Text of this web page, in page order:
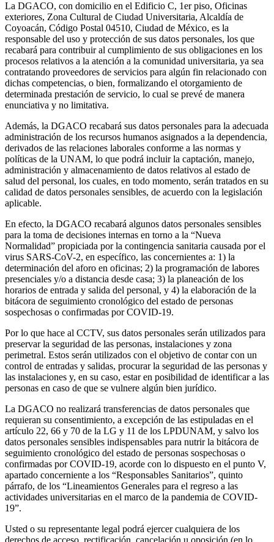
La DGACO, con domicilio en el Edificio C, 1er piso, Oficinas
exteriores, Zona Cultural de Ciudad Universitaria, Alcaldía de
Coyoacán, Código Postal 04510, Ciudad de México, es la
responsable del uso y protección de sus datos personales, los que
recabará para contribuir al cumplimiento de sus obligaciones en los
procesos relativos a la atención a la comunidad universitaria, ya sea
contratando proveedores de servicios para algún fin relacionado con
dichas competencias, o bien, formalizando el otorgamiento de
determinada prestación de servicio, lo cual se prevé de manera
enunciativa y no limitativa.
Además, la DGACO recabará sus datos personales para la adecuada
administración de los recursos humanos asignados a la dependencia,
derivados de las relaciones laborales conforme a las normas y
políticas de la UNAM, lo que podrá incluir la captación, manejo,
administración y almacenamiento de datos relativos al estado de
salud del personal, los cuales, en todo momento, serán tratados en su
calidad de datos personales sensibles, de acuerdo con la legislación
aplicable.
En efecto, la DGACO recabará algunos datos personales sensibles
para la toma de decisiones internas en torno a la “Nueva
Normalidad” propiciada por la contingencia sanitaria causada por el
virus SARS-CoV-2, en específico, las concernientes a: 1) la
determinación del aforo en oficinas; 2) la programación de labores
presenciales y/o a distancia desde casa; 3) la planeación de los
horarios de entrada y salida del personal, y 4) la elaboración de la
bitácora de seguimiento cronológico del estado de personas
sospechosas o confirmadas por COVID-19.
Por lo que hace al CCTV, sus datos personales serán utilizados para
preservar la seguridad de las personas, instalaciones y zona
perimetral. Estos serán utilizados con el objetivo de contar con un
control de entradas y salidas, procurar la seguridad de las personas y
las instalaciones y, en su caso, estar en posibilidad de identificar a las
personas en caso de que se vulnere algún bien jurídico.
La DGACO no realizará transferencias de datos personales que
requieran su consentimiento, a excepción de las estipuladas en el
artículo 22, 66 y 70 de la LG y 11 de los LPDUNAM, y salvo los
datos personales sensibles indispensables para nutrir la bitácora de
seguimiento cronológico del estado de personas sospechosas o
confirmadas por COVID-19, acorde con lo dispuesto en el punto V,
apartado concerniente a los “Responsables Sanitarios”, quinto
párrafo, de los “Lineamientos Generales para el regreso a las
actividades universitarias en el marco de la pandemia de COVID-
19”.
Usted o su representante legal podrá ejercer cualquiera de los